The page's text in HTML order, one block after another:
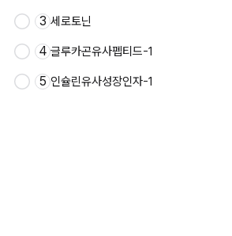
3 세로토닌
4 글루카곤유사펩티드-1
5 인슐린유사성장인자-1